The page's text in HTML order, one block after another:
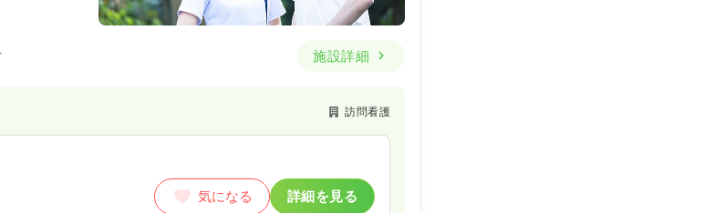
施設詳細
訪問看護
気になる 詳細を見る